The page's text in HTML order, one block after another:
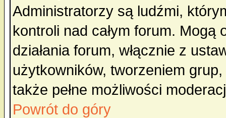
Administratorzy są ludźmi,
kontroli nad całym forum.
działania forum, włącznie z
użytkowników, tworzeniem
także pełne możliwości
Powrót do góry